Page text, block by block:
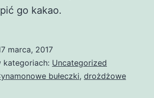
go kakao.
marca, 2017
kategoriach: Uncategorized
bułeczki, drożdżowe